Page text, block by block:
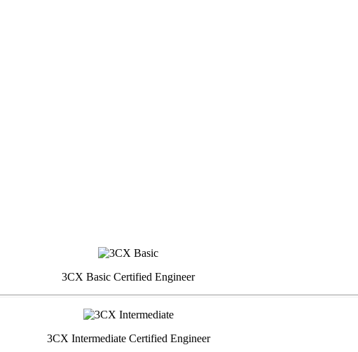
3CX Basic Certified Engineer
3CX Intermediate Certified Engineer